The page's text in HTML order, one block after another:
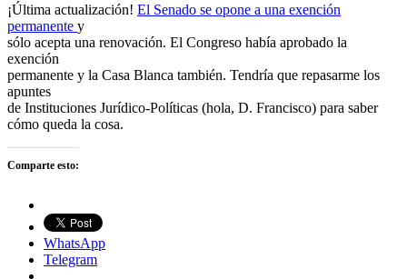
¡Última actualización! El Senado se opone a una exención
permanente y
sólo acepta una renovación. El Congreso había aprobado la
exención
permanente y la Casa Blanca también. Tendría que repasarme los
apuntes
de Instituciones Jurídico-Políticas (hola, D. Francisco) para saber
cómo queda la cosa.
Comparte esto:
WhatsApp
Telegram